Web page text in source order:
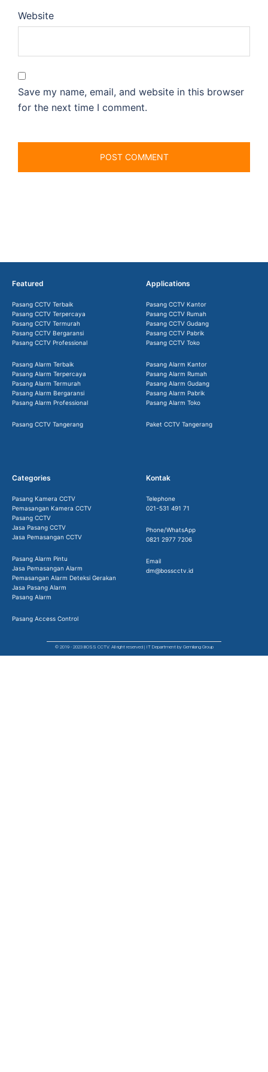
Website
Save my name, email, and website in this browser
for the next time I comment.
Featured
Pasang CCTV Terbaik
Pasang CCTV Terpercaya
Pasang CCTV Termurah
Pasang CCTV Bergaransi
Pasang CCTV Professional
Pasang Alarm Terbaik
Pasang Alarm Terpercaya
Pasang Alarm Termurah
Pasang Alarm Bergaransi
Pasang Alarm Professional
Pasang CCTV Tangerang
Applications
Pasang CCTV Kantor
Pasang CCTV Rumah
Pasang CCTV Gudang
Pasang CCTV Pabrik
Pasang CCTV Toko
Pasang Alarm Kantor
Pasang Alarm Rumah
Pasang Alarm Gudang
Pasang Alarm Pabrik
Pasang Alarm Toko
Paket CCTV Tangerang
Categories
Pasang Kamera CCTV
Pemasangan Kamera CCTV
Pasang CCTV
Jasa Pasang CCTV
Jasa Pemasangan CCTV
Pasang Alarm Pintu
Jasa Pemasangan Alarm
Pemasangan Alarm Deteksi Gerakan
Jasa Pasang Alarm
Pasang Alarm
Pasang Access Control
Kontak
Telephone
021-531 491 71
Phone/WhatsApp
0821 2977 7206
Email
dm@bosscctv.id
© 2019 - 2023 BOSS CCTV. All right reserved | IT Department by Gemilang Group